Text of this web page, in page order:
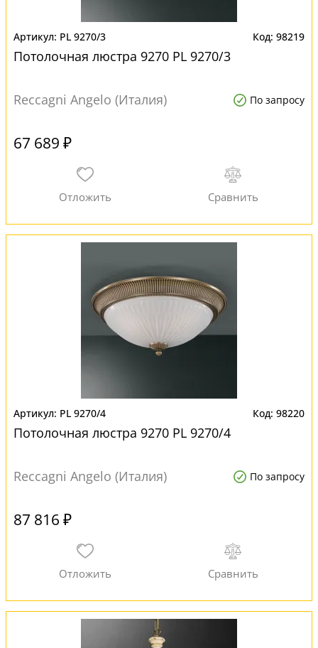
PL 9270/3 98219
Потолочная люстра 9270 PL 9270/3
Reccagni Angelo (Италия) По запросу
67 689 ₽
PL 9270/4 98220
Потолочная люстра 9270 PL 9270/4
Reccagni Angelo (Италия) По запросу
87 816 ₽